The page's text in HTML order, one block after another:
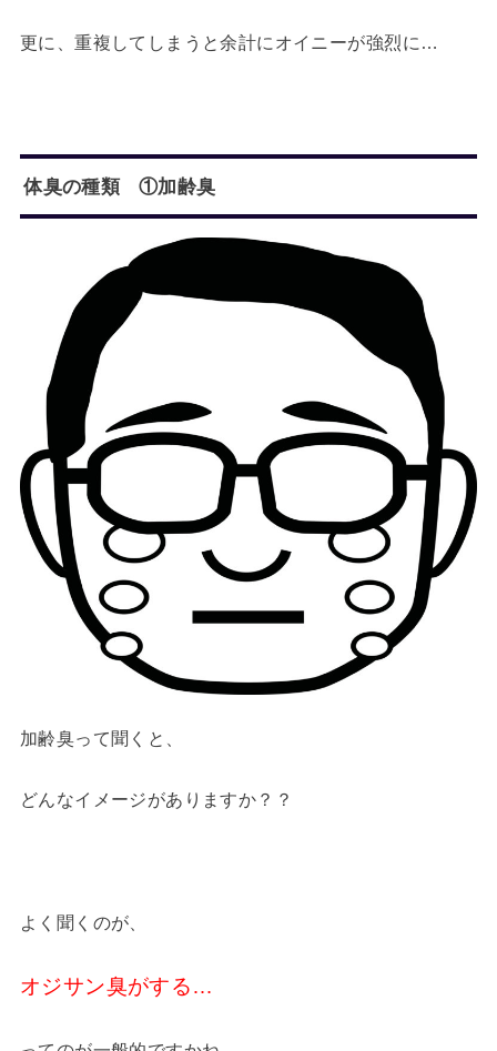
更に、重複してしまうと余計にオイニーが強烈に…
体臭の種類 ①加齢臭
加齢臭って聞くと、
どんなイメージがありますか？？
よく聞くのが、
オジサン臭がする…